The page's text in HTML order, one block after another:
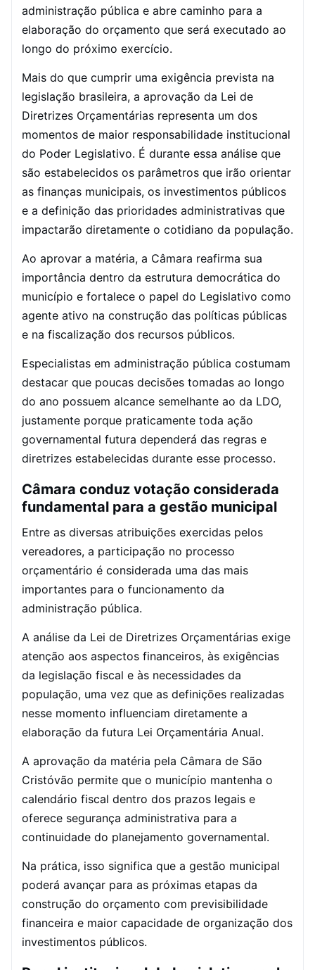
administração pública e abre caminho para a
elaboração do orçamento que será executado ao
longo do próximo exercício.
Mais do que cumprir uma exigência prevista na
legislação brasileira, a aprovação da Lei de
Diretrizes Orçamentárias representa um dos
momentos de maior responsabilidade institucional
do Poder Legislativo. É durante essa análise que
são estabelecidos os parâmetros que irão orientar
as finanças municipais, os investimentos públicos
e a definição das prioridades administrativas que
impactarão diretamente o cotidiano da população.
Ao aprovar a matéria, a Câmara reafirma sua
importância dentro da estrutura democrática do
município e fortalece o papel do Legislativo como
agente ativo na construção das políticas públicas
e na fiscalização dos recursos públicos.
Especialistas em administração pública costumam
destacar que poucas decisões tomadas ao longo
do ano possuem alcance semelhante ao da LDO,
justamente porque praticamente toda ação
governamental futura dependerá das regras e
diretrizes estabelecidas durante esse processo.
Câmara conduz votação considerada
fundamental para a gestão municipal
Entre as diversas atribuições exercidas pelos
vereadores, a participação no processo
orçamentário é considerada uma das mais
importantes para o funcionamento da
administração pública.
A análise da Lei de Diretrizes Orçamentárias exige
atenção aos aspectos financeiros, às exigências
da legislação fiscal e às necessidades da
população, uma vez que as definições realizadas
nesse momento influenciam diretamente a
elaboração da futura Lei Orçamentária Anual.
A aprovação da matéria pela Câmara de São
Cristóvão permite que o município mantenha o
calendário fiscal dentro dos prazos legais e
oferece segurança administrativa para a
continuidade do planejamento governamental.
Na prática, isso significa que a gestão municipal
poderá avançar para as próximas etapas da
construção do orçamento com previsibilidade
financeira e maior capacidade de organização dos
investimentos públicos.